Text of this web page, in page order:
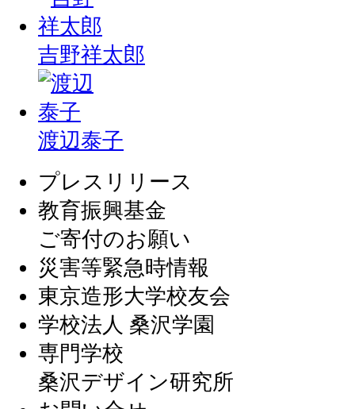
吉野祥太郎
渡辺泰子
プレスリリース
教育振興基金
ご寄付のお願い
災害等緊急時情報
東京造形大学校友会
学校法人 桑沢学園
専門学校
桑沢デザイン研究所